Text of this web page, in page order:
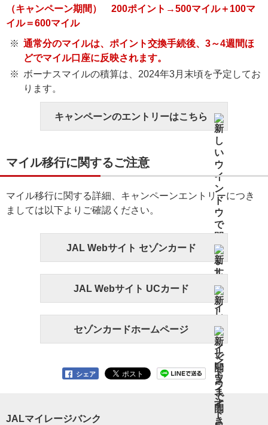
（キャンペーン期間） 200ポイント→500マイル＋100マ
イル＝600マイル
通常分のマイルは、ポイント交換手続後、3～4週間ほ
どでマイル口座に反映されます。
ボーナスマイルの積算は、2024年3月末頃を予定してお
ります。
キャンペーンのエントリーはこちら
マイル移行に関するご注意
マイル移行に関する詳細、キャンペーンエントリーにつき
ましては以下よりご確認ください。
JAL Webサイト セゾンカード
JAL Webサイト UCカード
セゾンカードホームページ
シェア
JALマイレージバンク